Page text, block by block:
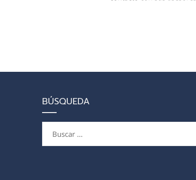
BÚSQUEDA